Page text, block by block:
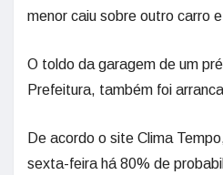
menor caiu sobre outro carro
O toldo da garagem de um
Prefeitura, também foi
De acordo o site Clima
sexta-feira há 80% de